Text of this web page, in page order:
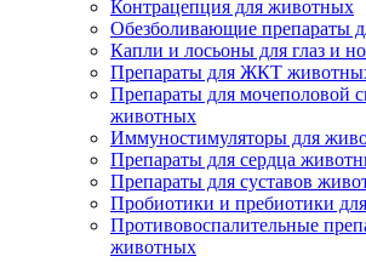
Контрацепция для животных
Обезболивающие препараты
Капли и лосьоны для глаз и
Препараты для ЖКТ
Препараты для мочеполовой
животных
Иммуностимуляторы для
Препараты для сердца
Препараты для суставов
Пробиотики и пребиотики
Противовоспалительные
животных